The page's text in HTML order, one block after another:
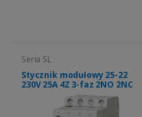
Seria SL
Stycznik modułowy 25-22
230V 25A 4Z 3-faz 2NO 2NC